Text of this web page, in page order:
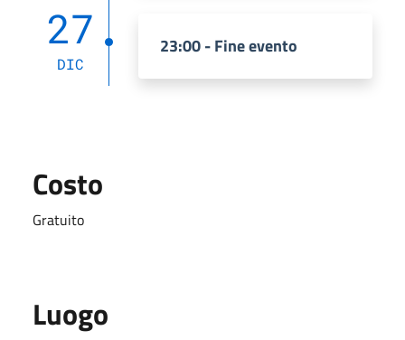
27
DIC
23:00 - Fine evento
Costo
Gratuito
Luogo